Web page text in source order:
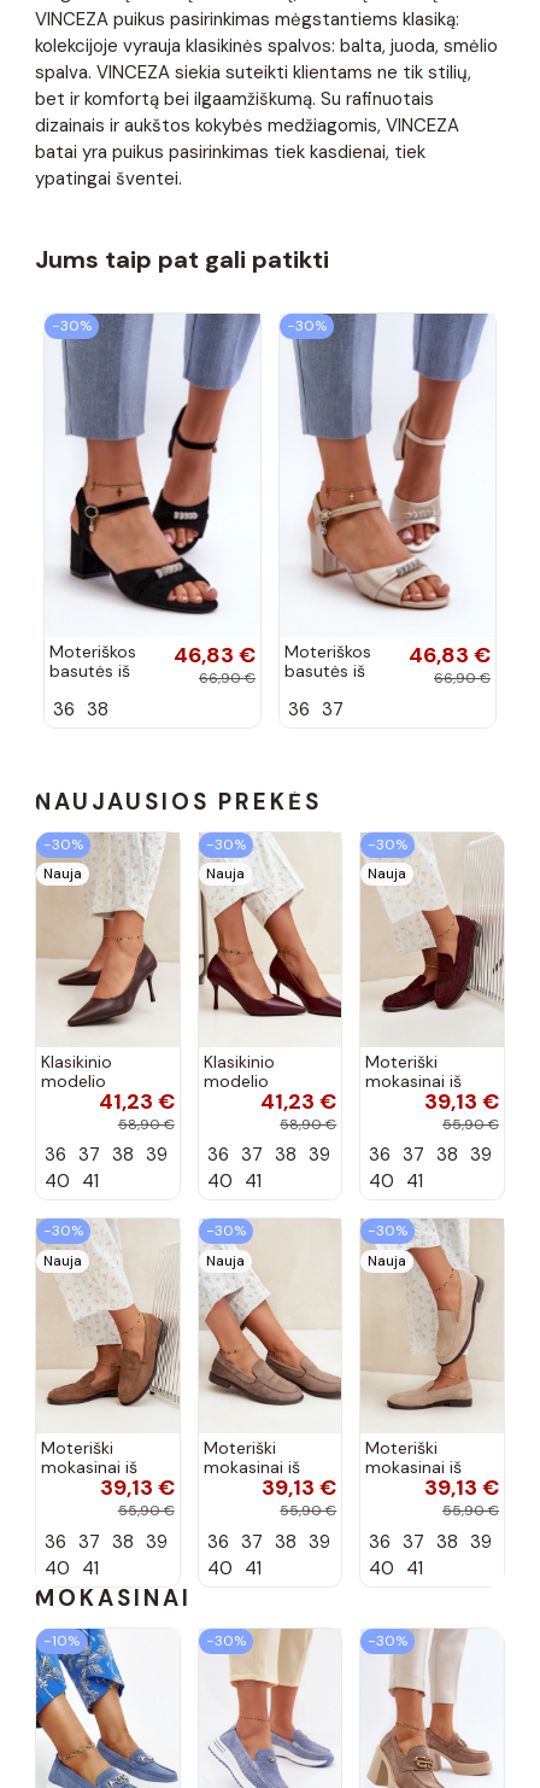
VINCEZA puikus pasirinkimas mėgstantiems klasiką:
kolekcijoje vyrauja klasikinės spalvos: balta, juoda, smėlio
spalva. VINCEZA siekia suteikti klientams ne tik stilių,
bet ir komfortą bei ilgaamžiškumą. Su rafinuotais
dizainais ir aukštos kokybės medžiagomis, VINCEZA
batai yra puikus pasirinkimas tiek kasdienai, tiek
ypatingai šventei.
Jums taip pat gali patikti
−30%
Moteriškos
basutės iš
zomšos su
46,83 €
66,90 €
36 38
−30%
Moteriškos
basutės iš
odos su
aukso
spalvos...
46,83 €
66,90 €
36 37
NAUJAUSIOS PREKĖS
−30%
Nauja
Klasikinio
modelio
aukštakulniai
šokolado
spalvos Nesha
41,23 €
58,90 €
36 37 38 39
40 41
−30%
Nauja
Klasikinio
modelio
aukštakulniai
bordo spalvos
Nesha
41,23 €
58,90 €
36 37 38 39
40 41
−30%
Nauja
Moteriški
mokasinai iš
dirbtinės
zomšos, bordo
39,13 €
55,90 €
36 37 38 39
40 41
−30%
Nauja
Moteriški
mokasinai iš
dirbtinės
zomšos, rudos
39,13 €
55,90 €
36 37 38 39
40 41
−30%
Nauja
Moteriški
mokasinai iš
dirbtinės
zomšos, molio
39,13 €
55,90 €
36 37 38 39
40 41
−30%
Nauja
Moteriški
mokasinai iš
dirbtinės
zomšos, smėlio
39,13 €
55,90 €
36 37 38 39
40 41
MOKASINAI
−10% −30% −30%